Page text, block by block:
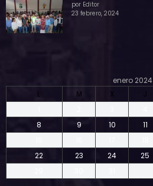
por Editor
23 febrero, 2024
enero 2024
L
M X J
8
9 10 11
22
23 24 25